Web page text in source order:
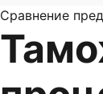
Сравнение